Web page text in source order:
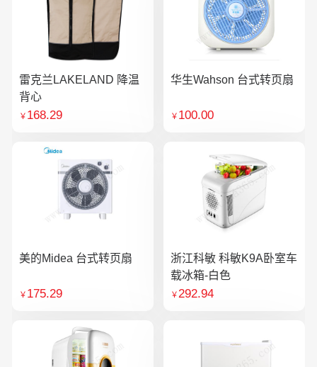
雷克兰LAKELAND 降温
背心
￥ 168.29
华生Wahson 台式转页扇
￥ 100.00
美的Midea 台式转页扇
￥ 175.29
浙江科敏 科敏K9A卧室车
载冰箱-白色
￥292.94